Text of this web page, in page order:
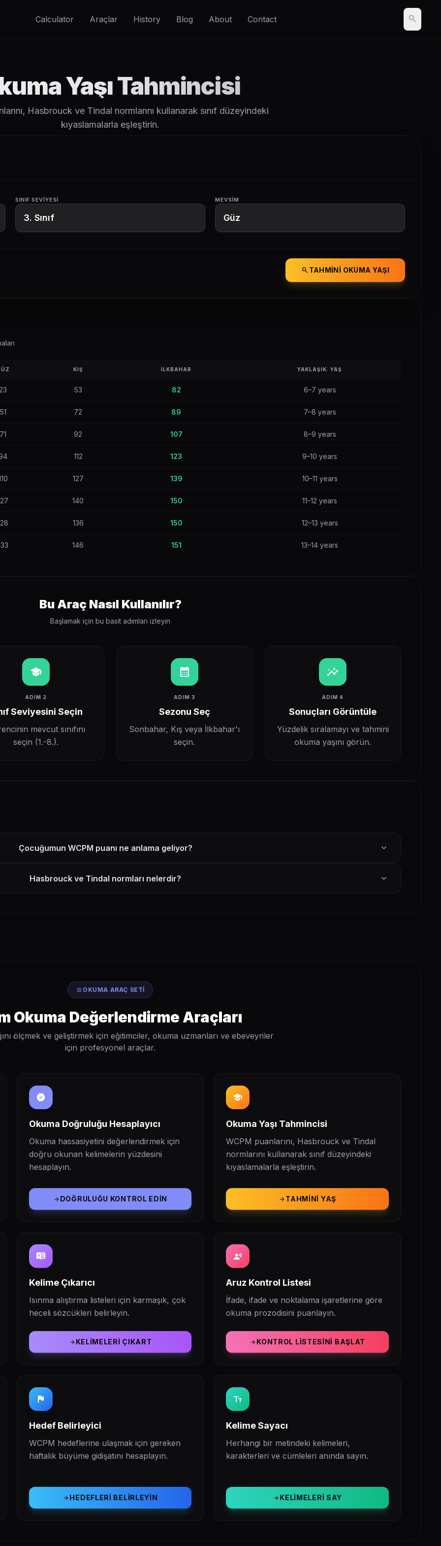
Calculator Araçlar History Blog About Contact search
Yaşı Tahmincisi
Hasbrouck ve Tindal normlarını kullanarak sınıf düzeyindeki
kıyaslamalarla eşleştirin.
SINIF SEVIYESI MEVSIM
search TAHMINI OKUMA YAŞI
KIŞ İLKBAHAR YAKLAŞIK. YAŞ
23 53 82 6–7 years
51 72 89 7–8 years
71 92 107 8–9 years
112 123 9–10 years
127 139 10–11 years
140 150 11–12 years
136 150 12–13 years
146 151 13–14 years
Bu Araç Nasıl Kullanılır?
Başlamak için bu basit adımları izleyin
school
ADIM 2
Seviyesini Seçin
mevcut sınıfını
seçin (1.-8.).
calendar_month
ADIM 3
Sezonu Seç
Sonbahar, Kış veya İlkbahar'ı
seçin.
insights
ADIM 4
Sonuçları Görüntüle
Yüzdelik sıralamayı ve tahmini
okuma yaşını görün.
Çocuğumun WCPM puanı ne anlama geliyor? expand_more
Hasbrouck ve Tindal normları nelerdir? expand_more
apps OKUMA ARAÇ SETI
Okuma Değerlendirme Araçları
ölçmek ve geliştirmek için eğitimciler, okuma uzmanları ve ebeveynler
için profesyonel araçlar.
verified
Okuma Doğruluğu Hesaplayıcı
Okuma hassasiyetini değerlendirmek için
doğru okunan kelimelerin yüzdesini
hesaplayın.
arrow_forwardDOĞRULUĞU KONTROL EDIN
school
Okuma Yaşı Tahmincisi
WCPM puanlarını, Hasbrouck ve Tindal
normlarını kullanarak sınıf düzeyindeki
kıyaslamalarla eşleştirin.
arrow_forwardTAHMINI YAŞ
dictionary
Kelime Çıkarıcı
Isınma alıştırma listeleri için karmaşık, çok
heceli sözcükleri belirleyin.
arrow_forwardKELIMELERI ÇIKART
record_voice_over
Aruz Kontrol Listesi
İfade, ifade ve noktalama işaretlerine göre
okuma prozodisini puanlayın.
arrow_forwardKONTROL LISTESINI BAŞLAT
flag
Hedef Belirleyici
WCPM hedeflerine ulaşmak için gereken
haftalık büyüme gidişatını hesaplayın.
arrow_forwardHEDEFLERI BELIRLEYIN
text_fields
Kelime Sayacı
Herhangi bir metindeki kelimeleri,
karakterleri ve cümleleri anında sayın.
arrow_forwardKELIMELERI SAY